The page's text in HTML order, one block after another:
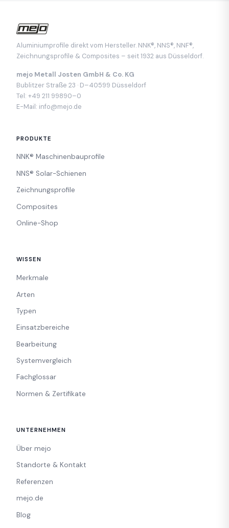
Aluminiumprofile direkt vom Hersteller. NNK®, NNS®, NNF®,
Zeichnungsprofile & Composites – seit 1932 aus Düsseldorf.
mejo Metall Josten GmbH & Co. KG
Bublitzer Straße 23 · D–40599 Düsseldorf
Tel: +49 211 99890–0
E-Mail: info@mejo.de
PRODUKTE
NNK® Maschinenbauprofile
NNS® Solar-Schienen
Zeichnungsprofile
Composites
Online-Shop
WISSEN
Merkmale
Arten
Typen
Einsatzbereiche
Bearbeitung
Systemvergleich
Fachglossar
Normen & Zertifikate
UNTERNEHMEN
Über mejo
Standorte & Kontakt
Referenzen
mejo.de
Blog